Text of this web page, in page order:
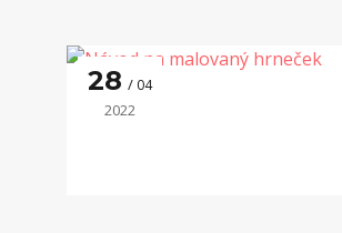
28 04
2022